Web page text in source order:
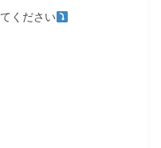
ください